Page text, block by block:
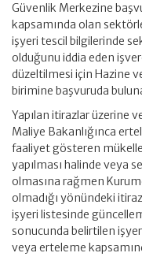
Güvenlik Merkezine
kapsamında olan
işyeri tescil bilgilerinde
olduğunu iddia eden
düzeltilmesi için Hazine
birimine başvuruda
Yapılan itirazlar üzerine
Maliye Bakanlığınca
faaliyet gösteren
yapılması halinde veya
olmasına rağmen
olmadığı yönündeki
işyeri listesinde
sonucunda belirtilen
veya erteleme